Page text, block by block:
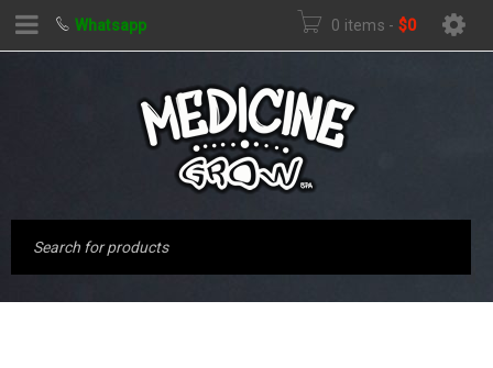
Whatsapp 0 items - $0